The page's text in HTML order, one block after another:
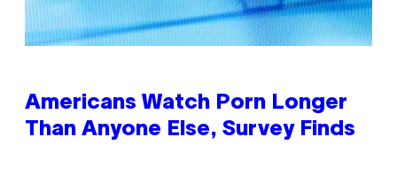
Americans Watch Porn Longer
Than Anyone Else, Survey Finds